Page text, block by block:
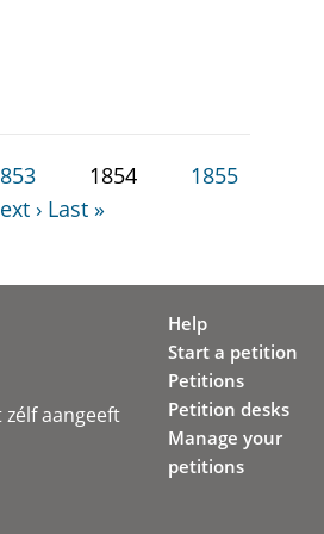
1854
1855
› Last »
aangeeft
Help
Start a petition
Petitions
Petition desks
Manage your
petitions